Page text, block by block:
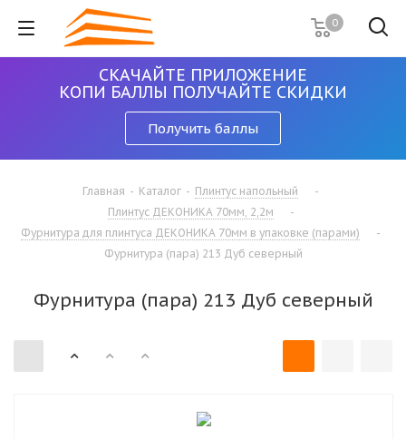
0
СКАЧАЙТЕ ПРИЛОЖЕНИЕ
КОПИ БАЛЛЫ ПОЛУЧАЙТЕ СКИДКИ
Получить баллы
Главная - Каталог - Плинтус напольный
-
Плинтус ДЕКОНИКА 70мм, 2,2м
-
Фурнитура для плинтуса ДЕКОНИКА 70мм в упаковке (парами)
-
Фурнитура (пара) 213 Дуб северный
Фурнитура (пара) 213 Дуб северный